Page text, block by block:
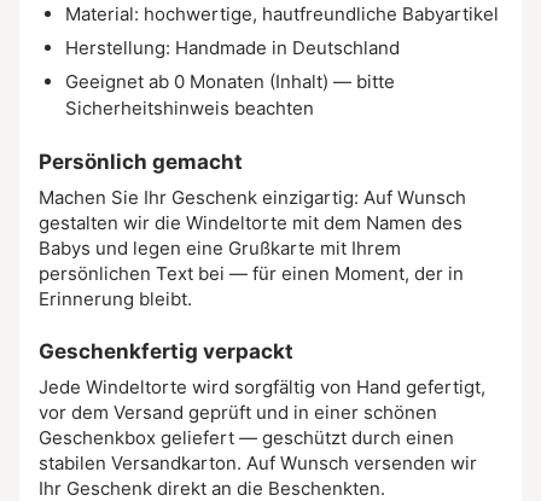
Material: hochwertige, hautfreundliche Babyartikel
Herstellung: Handmade in Deutschland
Geeignet ab 0 Monaten (Inhalt) — bitte
Sicherheitshinweis beachten
Persönlich gemacht
Machen Sie Ihr Geschenk einzigartig: Auf Wunsch
gestalten wir die Windeltorte mit dem Namen des
Babys und legen eine Grußkarte mit Ihrem
persönlichen Text bei — für einen Moment, der in
Erinnerung bleibt.
Geschenkfertig verpackt
Jede Windeltorte wird sorgfältig von Hand gefertigt,
vor dem Versand geprüft und in einer schönen
Geschenkbox geliefert — geschützt durch einen
stabilen Versandkarton. Auf Wunsch versenden wir
Ihr Geschenk direkt an die Beschenkten.